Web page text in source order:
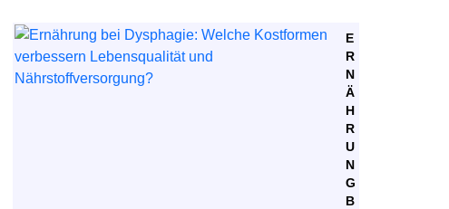
E
R
N
Ä
H
R
U
N
G
B